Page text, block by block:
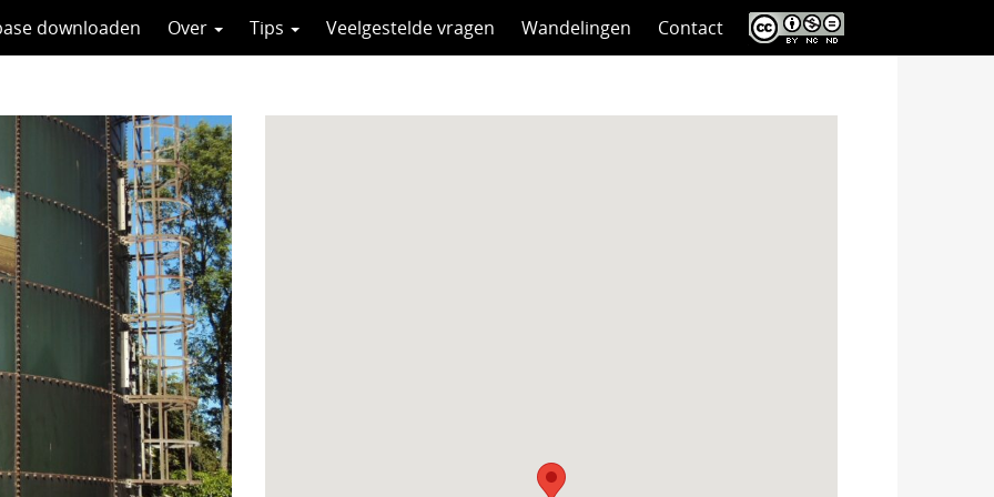
downloaden Over Tips Veelgestelde vragen Wandelingen Contact